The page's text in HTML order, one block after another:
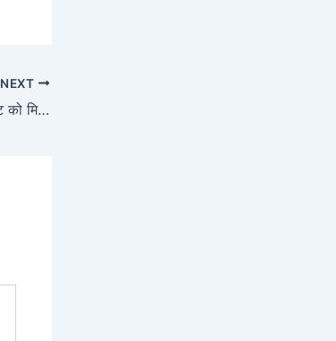
NEXT
एवररेडी इंडस्ट्रीज के TEFCO प्लांट को मिला BIS सर्टिफिकेशन, टॉर्च निर्माण में गुणवत्ता की मिसाल बनी कंपनी